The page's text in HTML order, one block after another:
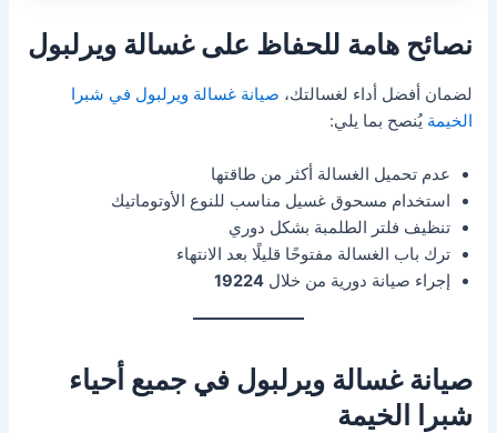
نصائح هامة للحفاظ على غسالة ويرلبول
لضمان أفضل أداء لغسالتك، صيانة غسالة ويرلبول في شبرا
الخيمةيُنصح بما يلي:
عدم تحميل الغسالة أكثر من طاقتها
استخدام مسحوق غسيل مناسب للنوع الأوتوماتيك
تنظيف فلتر الطلمبة بشكل دوري
ترك باب الغسالة مفتوحًا قليلًا بعد الانتهاء
إجراء صيانة دورية من خلال19224
صيانة غسالة ويرلبول في جميع أحياء
شبرا الخيمة